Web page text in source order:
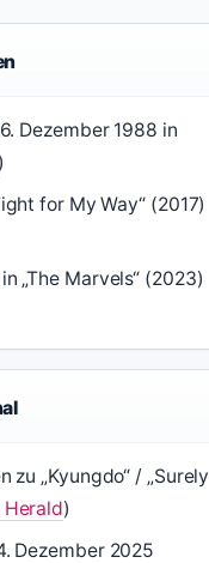
Dezember 1988 in
)
for My Way“ (2017)
„The Marvels“ (2023)
zu „Kyungdo“ / „Surely
Herald)
Dezember 2025